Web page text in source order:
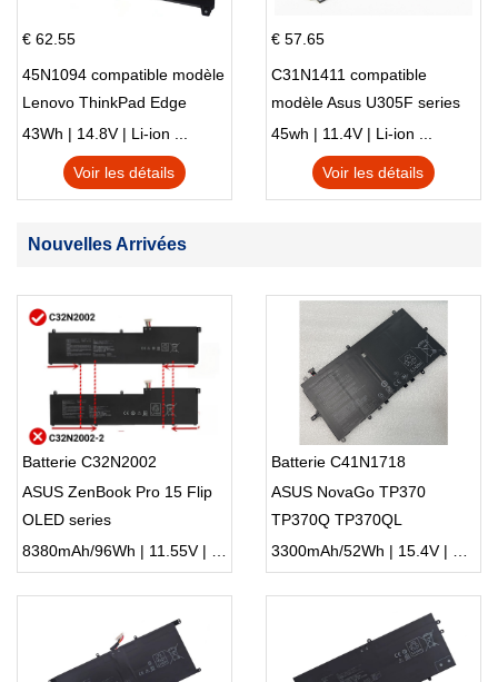
€ 62.55
45N1094 compatible modèle
Lenovo ThinkPad Edge
S230u Twist
43Wh | 14.8V | Li-ion ...
Voir les détails
€ 57.65
C31N1411 compatible
modèle Asus U305F series
45wh | 11.4V | Li-ion ...
Voir les détails
Nouvelles Arrivées
Batterie C32N2002
ASUS ZenBook Pro 15 Flip
OLED series
8380mAh/96Wh | 11.55V | Li-ion ...
Batterie C41N1718
ASUS NovaGo TP370
TP370Q TP370QL
3300mAh/52Wh | 15.4V | Li-ion ...